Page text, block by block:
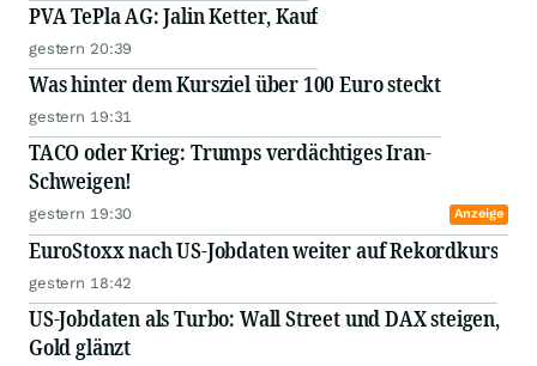
PVA TePla AG: Jalin Ketter, Kauf
gestern 20:39
Was hinter dem Kursziel über 100 Euro steckt
gestern 19:31
TACO oder Krieg: Trumps verdächtiges Iran-
Schweigen!
gestern 19:30 Anzeige
EuroStoxx nach US-Jobdaten weiter auf Rekordkurs
gestern 18:42
US-Jobdaten als Turbo: Wall Street und DAX steigen,
Gold glänzt